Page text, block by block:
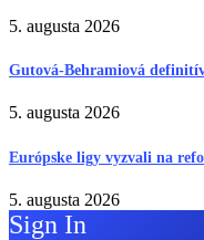
5. augusta 2026
Gutová-Behramiová
5. augusta 2026
Európske ligy vyzvali na
5. augusta 2026
Sign In